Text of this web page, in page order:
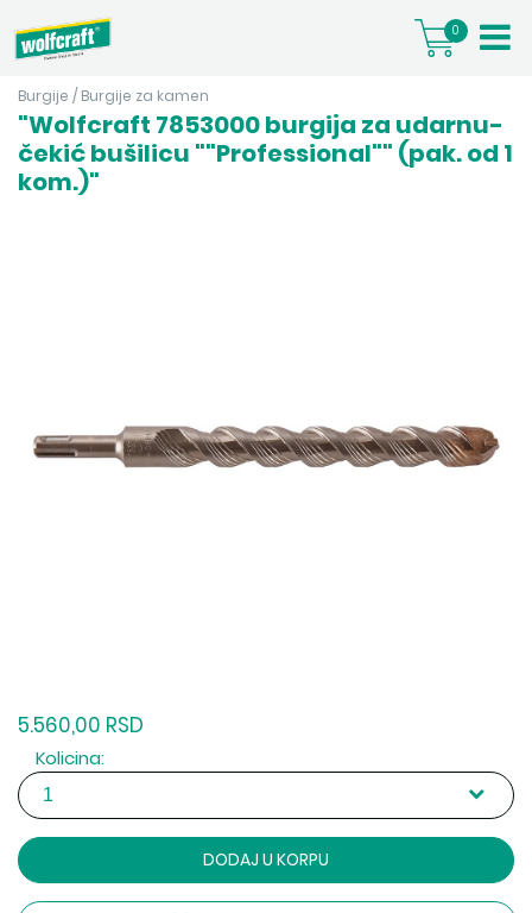
0
Burgije / Burgije za kamen
"Wolfcraft 7853000 burgija za udarnu-
čekić bušilicu ""Professional"" (pak. od 1
kom.)"
5.560,00 RSD
Kolicina:
DODAJ U KORPU